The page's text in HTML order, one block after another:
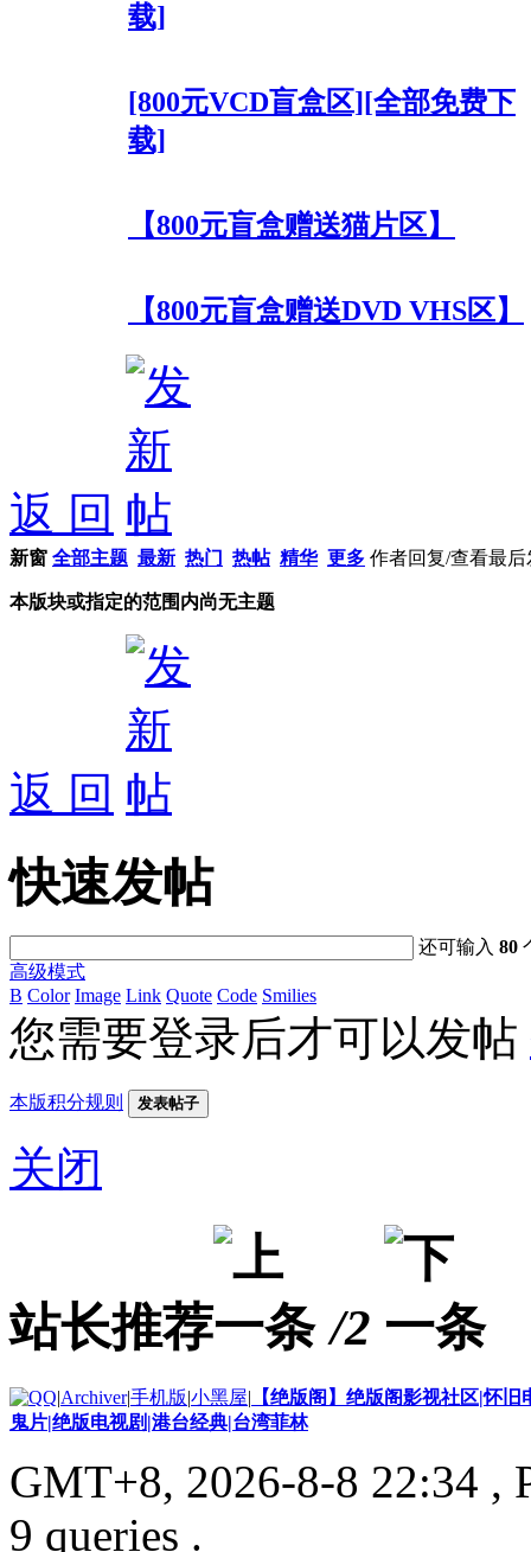
载]
[800元VCD盲盒区][全部免费下
载]
【800元盲盒赠送猫片区】
【800元盲盒赠送DVD VHS区】
返 回
新窗 全部主题 最新 热门 热帖 精华 更多 作者回复/查看最后
本版块或指定的范围内尚无主题
返 回
快速发帖
还可输入80
高级模式
B Color Image Link Quote Code Smilies
您需要登录后才可以发帖
本版积分规则 发表帖子
关闭
站长推荐 /2
|Archiver|手机版|小黑屋| 【绝版阁】绝版阁影视社区|怀
鬼片|绝版电视剧|港台经典|台湾菲林
GMT+8, 2026-8-8 22:34 ,
9 queries .